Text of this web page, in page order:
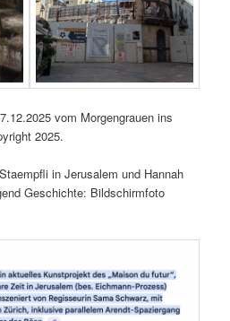
vom Morgengrauen ins
2025.
in Jerusalem und Hannah
Geschichte: Bildschirmfoto